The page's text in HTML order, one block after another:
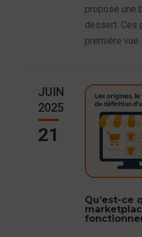
propose une
dessert. Ces
première
JUIN
2025
21
Qu’est-ce